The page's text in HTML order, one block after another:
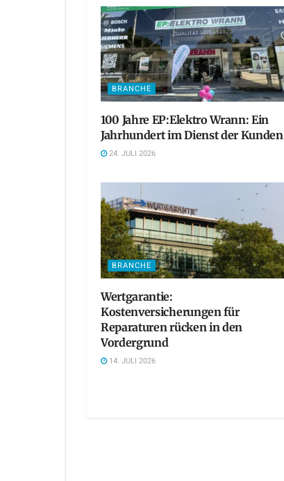
BRANCHE
100 Jahre EP:Elektro Wrann: Ein
Jahrhundert im Dienst der Kunden
24. JULI 2026
BRANCHE
Wertgarantie:
Kostenversicherungen für
Reparaturen rücken in den
Vordergrund
14. JULI 2026